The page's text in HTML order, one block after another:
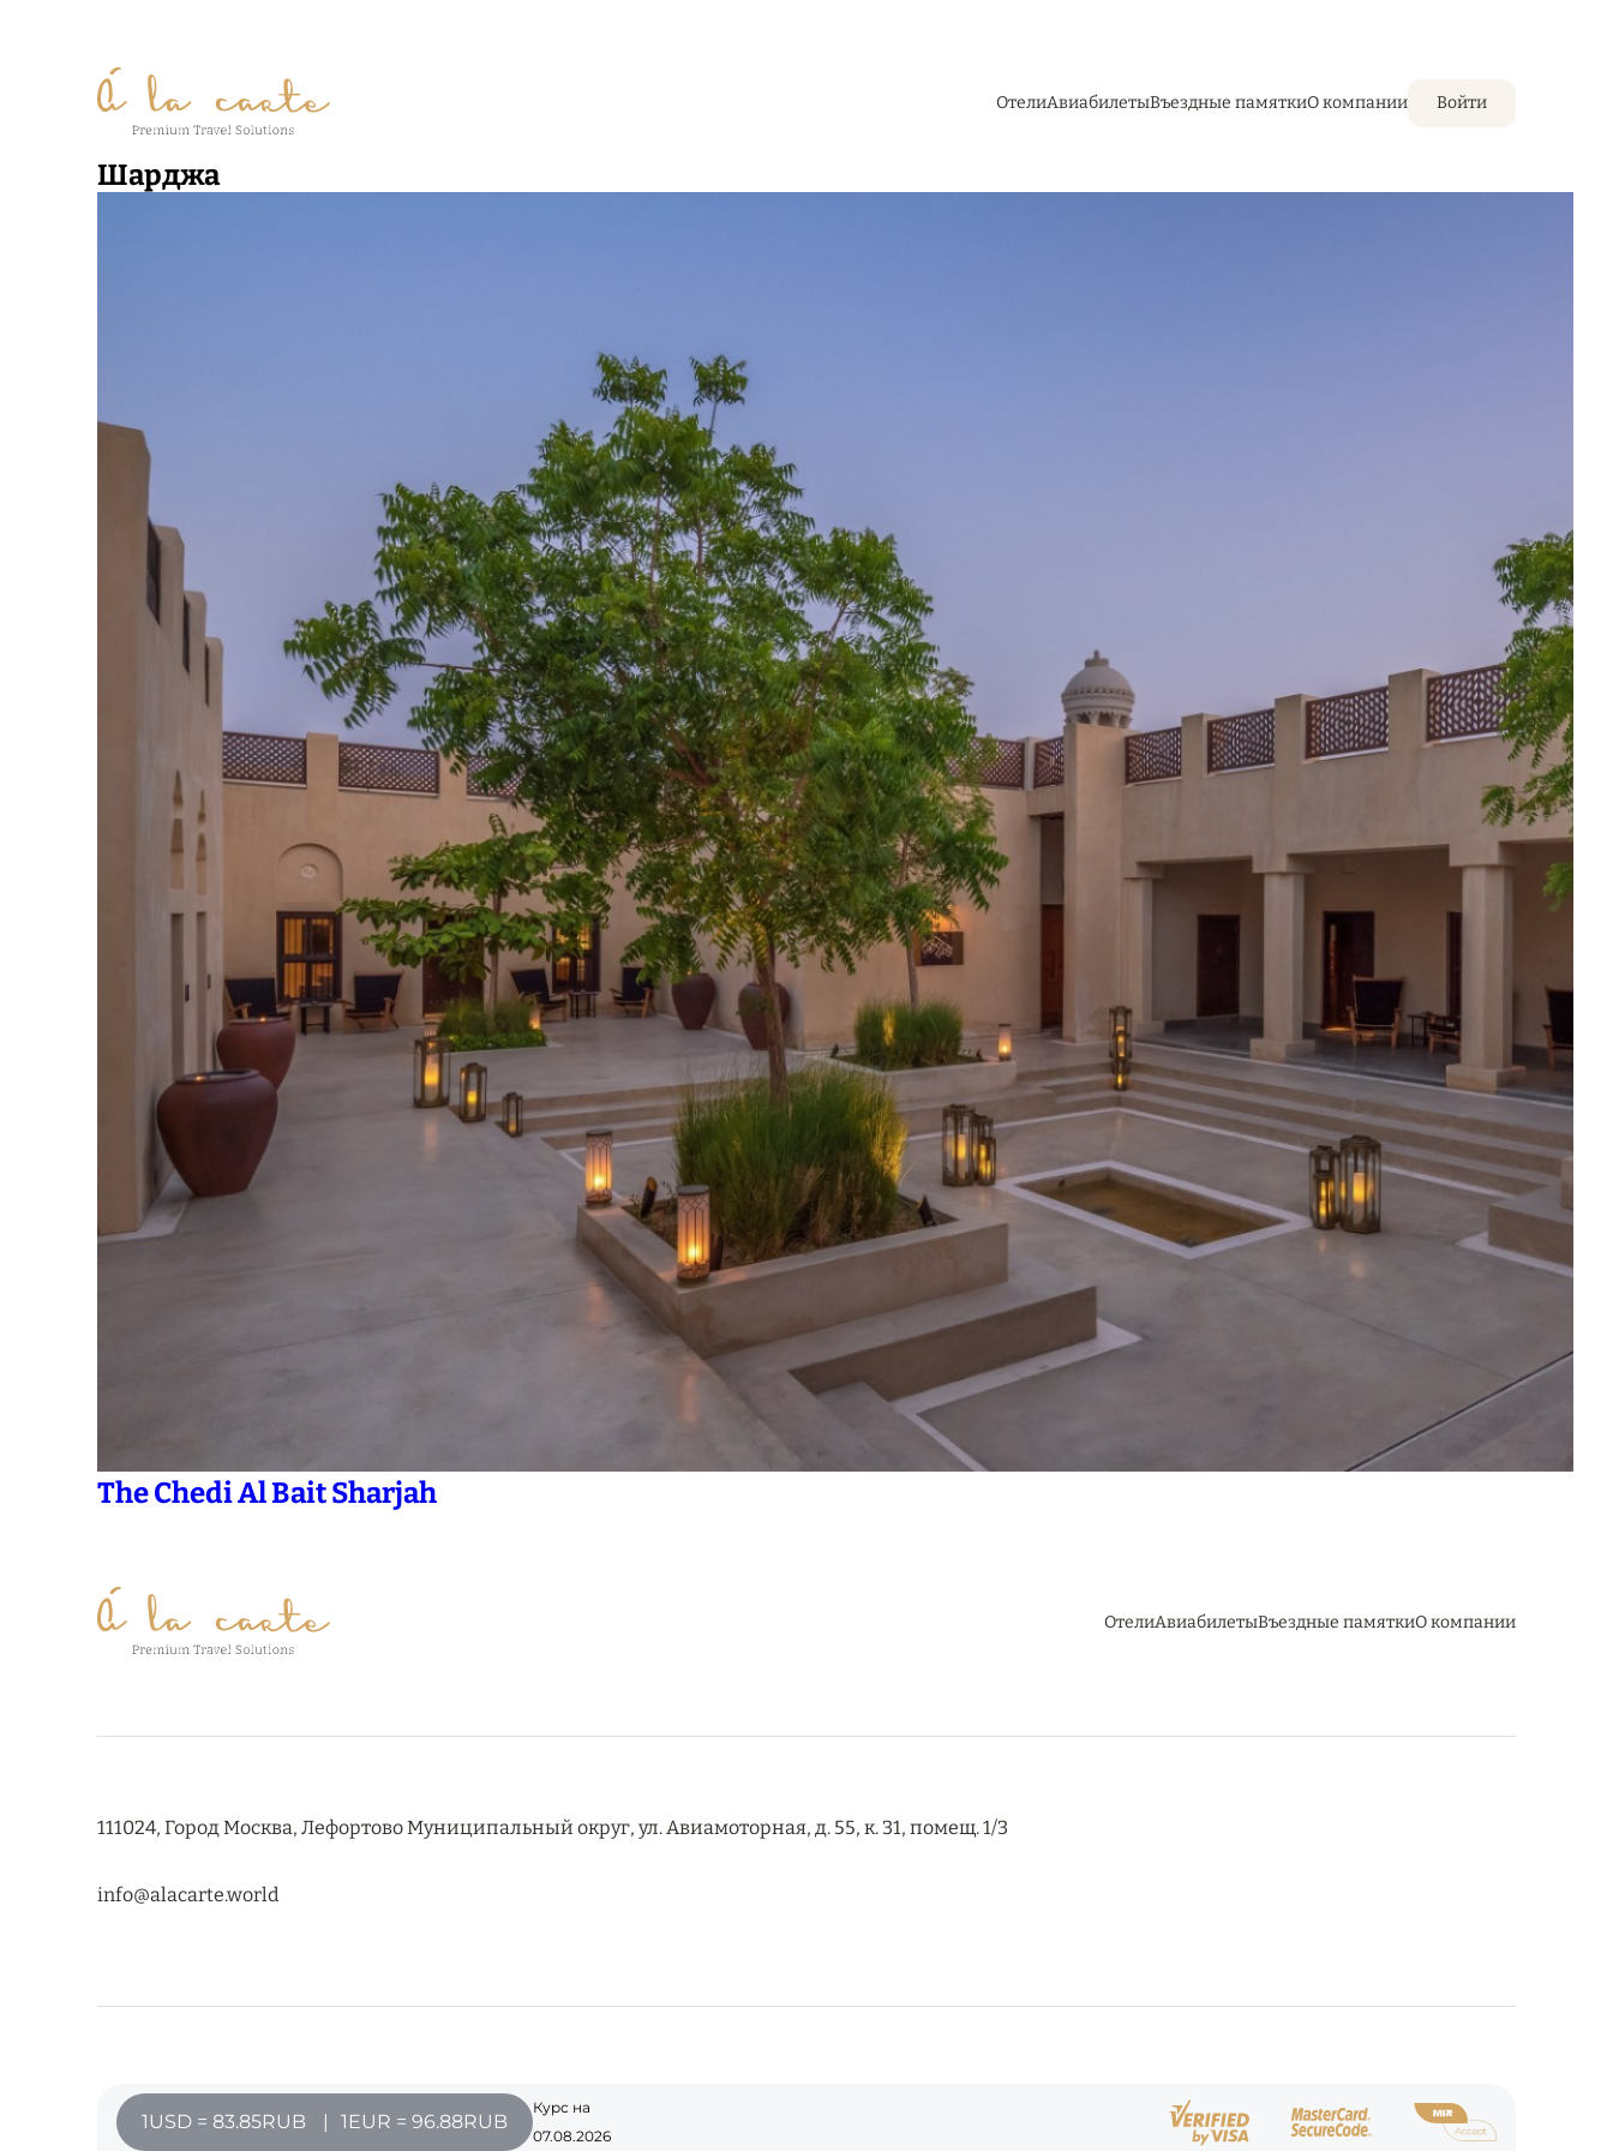
ОтелиАвиабилетыВъездные памяткиО компании Войти
Шарджа
The Chedi Al Bait Sharjah
ОтелиАвиабилетыВъездные памяткиО компании
111024, Город Москва, Лефортово Муниципальный округ, ул. Авиамоторная, д. 55, к. 31, помещ. 1/3
info@alacarte.world
1USD = 83.85RUB 1EUR = 96.88RUB
Курс на
07.08.2026